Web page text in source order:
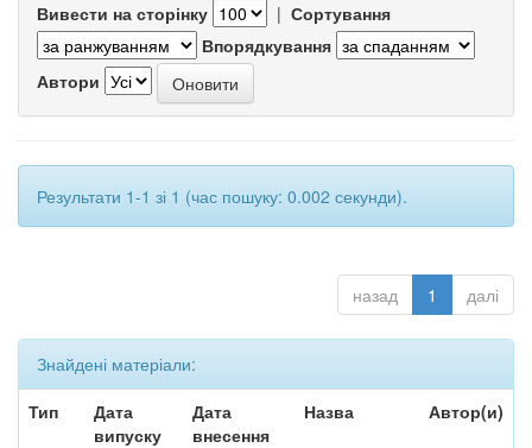
Вивести на сторінку | Сортування
Впорядкування
Автори
Результати 1-1 зі 1 (час пошуку: 0.002 секунди).
назад 1 далі
Знайдені матеріали:
Тип
Дата
випуску
Дата
внесення
Назва Автор(и)